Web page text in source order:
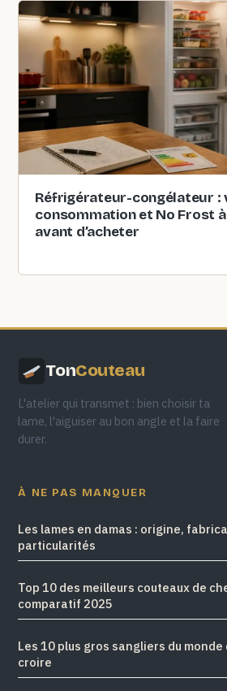
Réfrigérateur-congélateur :
consommation et No Frost
avant d’acheter
TonCouteau
L'atelier qui transmet : bien choisir ta
lame, l'aiguiser au bon angle et la faire
durer.
À NE PAS MANQUER
Les lames en damas : origine,
particularités
Top 10 des meilleurs couteaux de
comparatif 2025
Les 10 plus gros sangliers du
croire